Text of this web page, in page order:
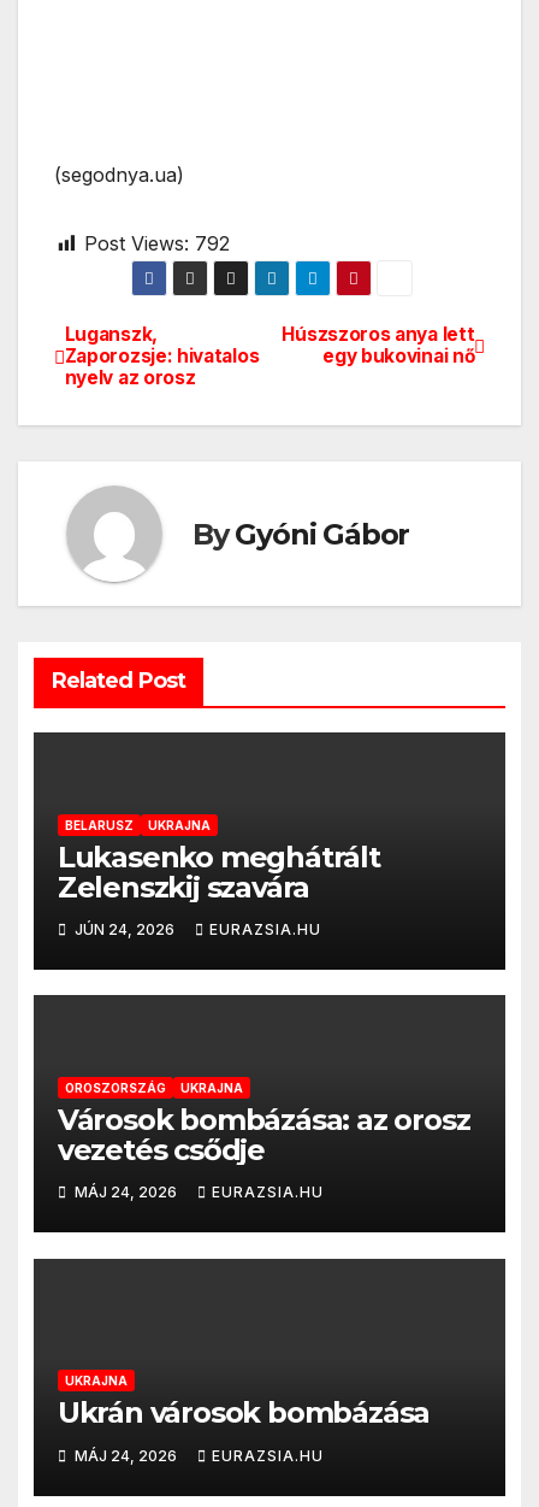
(segodnya.ua)
Post Views: 792
Bejegyzés
navigáció
Húszszoros anya lett
egy bukovinai nő
Luganszk,
Zaporozsje: hivatalos
nyelv az orosz
ByGyóni Gábor
Related Post
BELARUSZ UKRAJNA
Lukasenko meghátrált
Zelenszkij szavára
JÚN 24, 2026 EURAZSIA.HU
OROSZORSZÁG UKRAJNA
Városok bombázása: az orosz
vezetés csődje
MÁJ 24, 2026 EURAZSIA.HU
UKRAJNA
Ukrán városok bombázása
MÁJ 24, 2026 EURAZSIA.HU